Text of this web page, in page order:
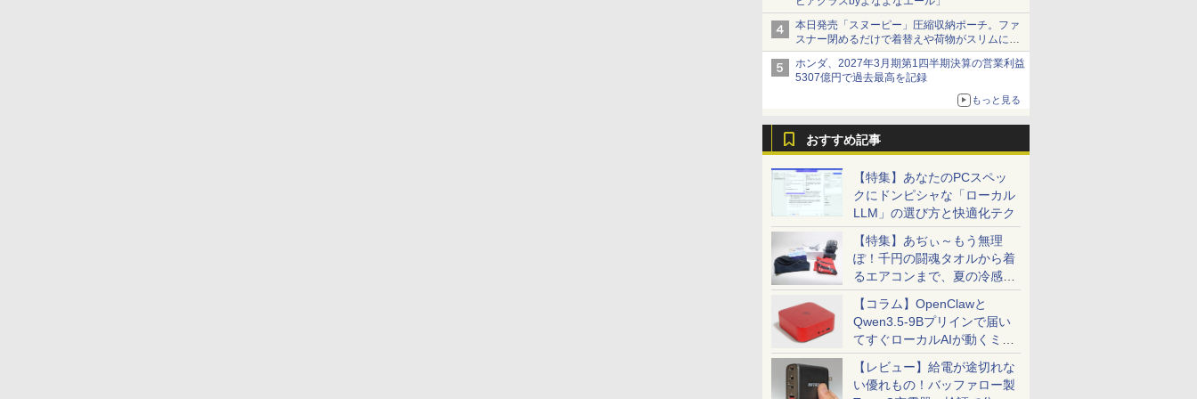
本日発売「スヌーピー」圧縮収納ポーチ。ファ
スナー閉めるだけで着替えや荷物がスリムにま
とまる
ホンダ、2027年3月期第1四半期決算の営業利益
5307億円で過去最高を記録
もっと見る
おすすめ記事
【特集】あなたのPCスペッ
クにドンピシャな「ローカル
LLM」の選び方と快適化テク
【特集】あぢぃ～もう無理
ぽ！千円の闘魂タオルから着
るエアコンまで、夏の冷感グ
ッズ一挙紹介
【コラム】OpenClawと
Qwen3.5-9Bプリインで届い
てすぐローカルAIが動くミニ
PC「SER9 Pro」
【レビュー】給電が途切れな
い優れもの！バッファロー製